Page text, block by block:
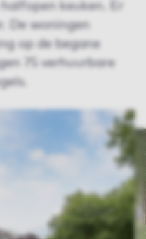
keuken. Er
De woningen
op de begane
75 verhuurbare